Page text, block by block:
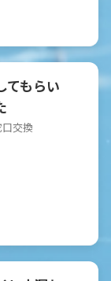
てもらい
交換